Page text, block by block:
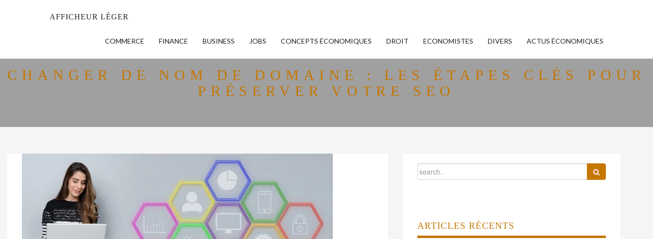
AFFICHEUR LÉGER
COMMERCE FINANCE BUSINESS JOBS CONCEPTS ÉCONOMIQUES DROIT ECONOMISTES DIVERS ACTUS ÉCONOMIQUES
CHANGER DE NOM DE DOMAINE : LES ÉTAPES CLÉS POUR
PRÉSERVER VOTRE SEO
ARTICLES RÉCENTS